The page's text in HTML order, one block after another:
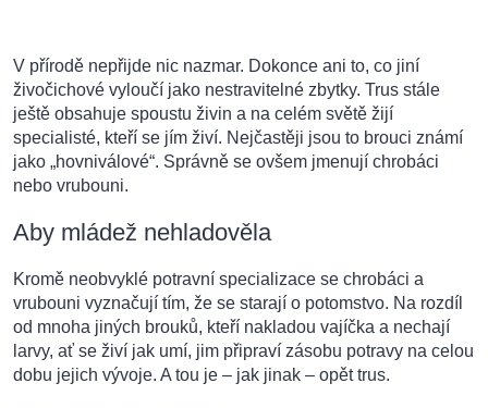
V přírodě nepřijde nic nazmar. Dokonce ani to, co jiní
živočichové vyloučí jako nestravitelné zbytky. Trus stále
ještě obsahuje spoustu živin a na celém světě žijí
specialisté, kteří se jím živí. Nejčastěji jsou to brouci známí
jako „hovniválové“. Správně se ovšem jmenují chrobáci
nebo vrubouni.
Aby mládež nehladověla
Kromě neobvyklé potravní specializace se chrobáci a
vrubouni vyznačují tím, že se starají o potomstvo. Na rozdíl
od mnoha jiných brouků, kteří nakladou vajíčka a nechají
larvy, ať se živí jak umí, jim připraví zásobu potravy na celou
dobu jejich vývoje. A tou je – jak jinak – opět trus.